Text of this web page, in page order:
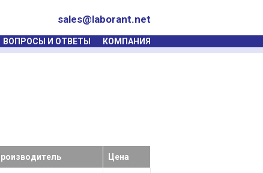
sales@laborant.net
ВОПРОСЫ И ОТВЕТЫ КОМПАНИЯ
Цена